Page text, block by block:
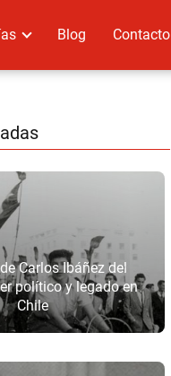
Blog Contacto
Carlos Ibáñez del
político y legado en
Chile